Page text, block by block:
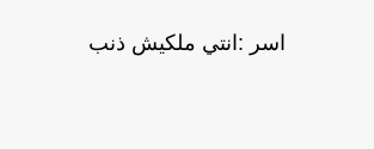
اسر :انتي ملكيش ذنب